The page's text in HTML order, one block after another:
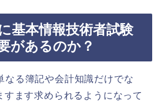
基本情報技術者試験
があるのか？
なる簿記や会計知識だけでな
すます求められるようになって